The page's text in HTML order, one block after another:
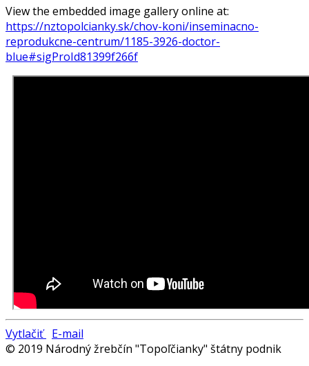
View the embedded image gallery online at:
https://nztopolcianky.sk/chov-koni/inseminacno-
reprodukcne-centrum/1185-3926-doctor-
blue#sigProId81399f266f
Vytlačiť E-mail
© 2019 Národný žrebčín "Topoľčianky" štátny podnik